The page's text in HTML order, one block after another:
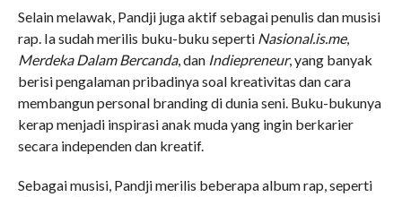
Selain melawak, Pandji juga aktif sebagai penulis dan musisi
rap. Ia sudah merilis buku-buku seperti Nasional.is.me,
Merdeka Dalam Bercanda, dan Indiepreneur, yang banyak
berisi pengalaman pribadinya soal kreativitas dan cara
membangun personal branding di dunia seni. Buku-bukunya
kerap menjadi inspirasi anak muda yang ingin berkarier
secara independen dan kreatif.
Sebagai musisi, Pandji merilis beberapa album rap, seperti